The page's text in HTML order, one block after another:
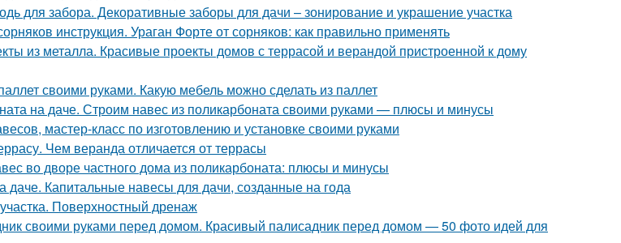
для забора. Декоративные заборы для дачи – зонирование и украшение участка
инструкция. Ураган Форте от сорняков: как правильно применять
из металла. Красивые проекты домов с террасой и верандой пристроенной к дому
своими руками. Какую мебель можно сделать из паллет
на даче. Строим навес из поликарбоната своими руками — плюсы и минусы
мастер-класс по изготовлению и установке своими руками
Чем веранда отличается от террасы
во дворе частного дома из поликарбоната: плюсы и минусы
даче. Капитальные навесы для дачи, созданные на года
Поверхностный дренаж
своими руками перед домом. Красивый палисадник перед домом — 50 фото идей для